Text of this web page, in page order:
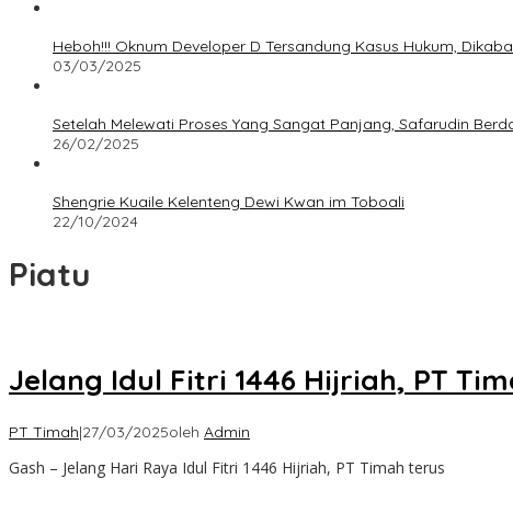
Heboh!!! Oknum Developer D Tersandung Kasus Hukum,
03/03/2025
Setelah Melewati Proses Yang Sangat Panjang, Safarudin
26/02/2025
Shengrie Kuaile Kelenteng Dewi Kwan im Toboali
22/10/2024
Piatu
Jelang Idul Fitri 1446 Hijriah, PT
PT Timah|27/03/2025oleh Admin
Gash – Jelang Hari Raya Idul Fitri 1446 Hijriah, PT Timah terus